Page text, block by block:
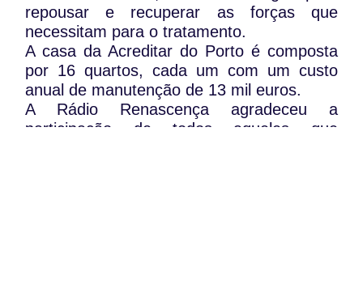
repousar e recuperar as forças que
necessitam para o tratamento.
A casa da Acreditar do Porto é composta
por 16 quartos, cada um com um custo
anual de manutenção de 13 mil euros.
A Rádio Renascença agradeceu a
participação de todos aqueles que